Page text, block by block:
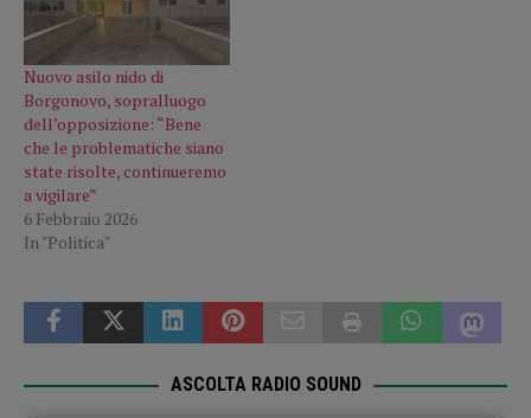
Nuovo asilo nido di
Borgonovo, sopralluogo
dell’opposizione: “Bene
che le problematiche siano
state risolte, continueremo
a vigilare”
6 Febbraio 2026
In "Politica"
ASCOLTA RADIO SOUND